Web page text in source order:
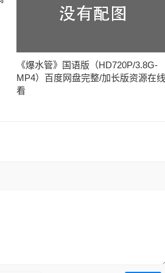
《爆水管》国语版（HD720P/3.8G-
MP4）百度网盘完整/加长版资源在
看